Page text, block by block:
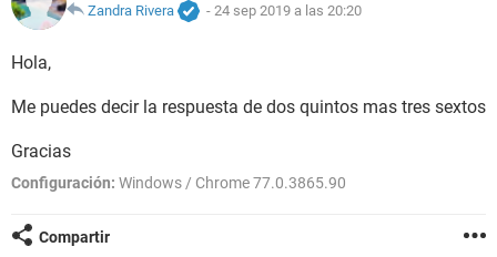
Zandra Rivera
- 24 sep 2019 a las 20:20
Hola,
Me puedes decir la respuesta de dos quintos mas tres sextos
Gracias
Configuración: Windows / Chrome 77.0.3865.90
Compartir